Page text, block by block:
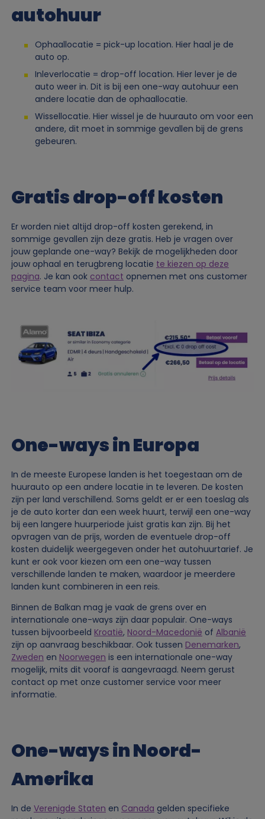
autohuur
Ophaallocatie = pick-up location. Hier haal je de
auto op.
Inleverlocatie = drop-off location. Hier lever je de
auto weer in. Dit is bij een one-way autohuur een
andere locatie dan de ophaallocatie.
Wissellocatie. Hier wissel je de huurauto om voor een
andere, dit moet in sommige gevallen bij de grens
gebeuren.
Gratis drop-off kosten
Er worden niet altijd drop-off kosten gerekend, in
sommige gevallen zijn deze gratis. Heb je vragen over
jouw geplande one-way? Bekijk de mogelijkheden door
jouw ophaal en terugbreng locatie te kiezen op deze
pagina. Je kan ook contact opnemen met ons customer
service team voor meer hulp.
One-ways in Europa
In de meeste Europese landen is het toegestaan om de
huurauto op een andere locatie in te leveren. De kosten
zijn per land verschillend. Soms geldt er er een toeslag als
je de auto korter dan een week huurt, terwijl een one-way
bij een langere huurperiode juist gratis kan zijn. Bij het
opvragen van de prijs, worden de eventuele drop-off
kosten duidelijk weergegeven onder het autohuurtarief. Je
kunt er ook voor kiezen om een one-way tussen
verschillende landen te maken, waardoor je meerdere
landen kunt combineren in een reis.
Binnen de Balkan mag je vaak de grens over en
internationale one-ways zijn daar populair. One-ways
tussen bijvoorbeeld Kroatië, Noord-Macedonië of Albanië
zijn op aanvraag beschikbaar. Ook tussen Denemarken,
Zweden en Noorwegen is een internationale one-way
mogelijk, mits dit vooraf is aangevraagd. Neem gerust
contact op met onze customer service voor meer
informatie.
One-ways in Noord-
Amerika
In de Verenigde Staten en Canada gelden specifieke